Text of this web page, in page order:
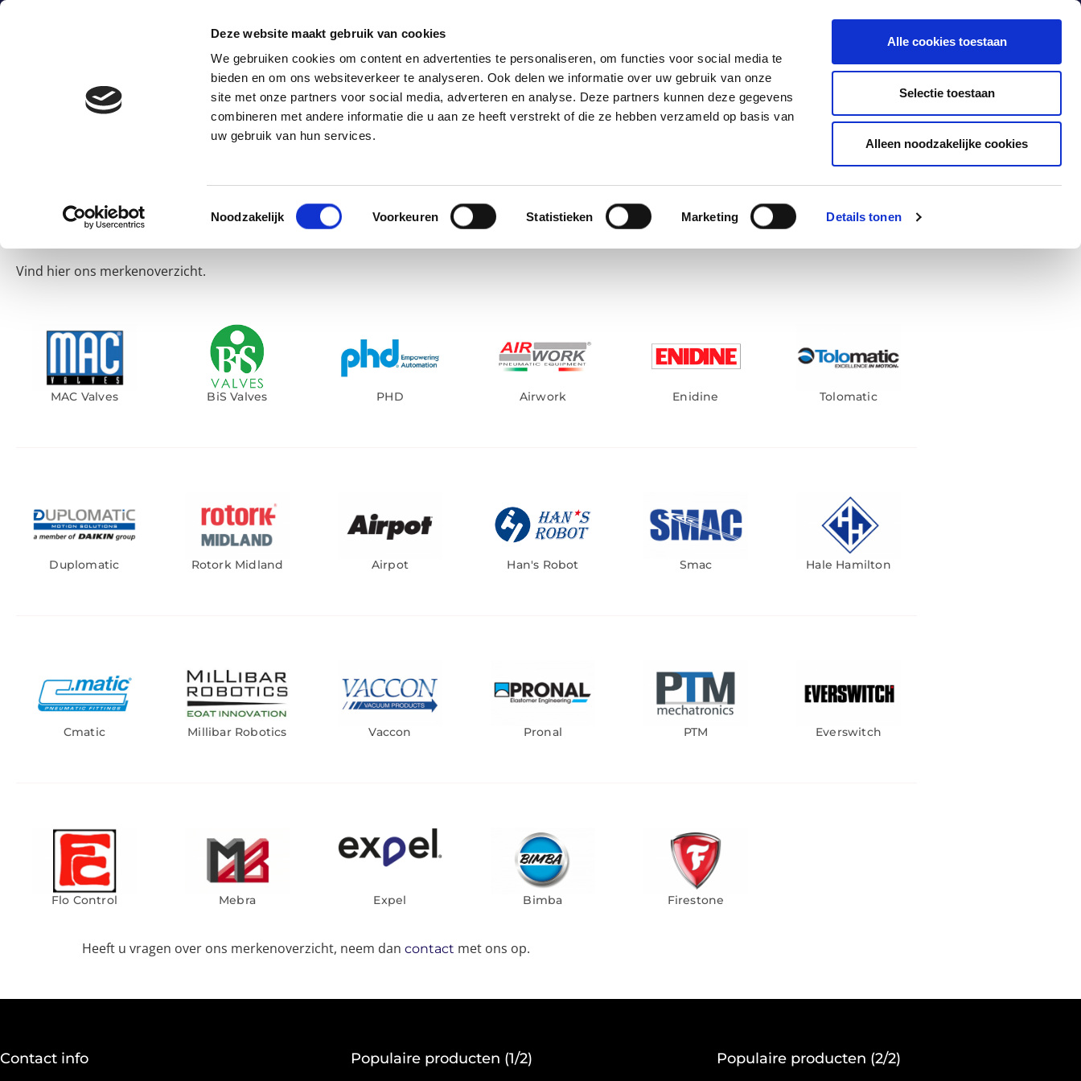
Deze website maakt gebruik van cookies
We gebruiken cookies om content en advertenties te personaliseren, om functies voor social media te
bieden en om ons websiteverkeer te analyseren. Ook delen we informatie over uw gebruik van onze
site met onze partners voor social media, adverteren en analyse. Deze partners kunnen deze gegevens
combineren met andere informatie die u aan ze heeft verstrekt of die ze hebben verzameld op basis van
uw gebruik van hun services.
Toestemmingsselectie
Noodzakelijk Voorkeuren Statistieken Marketing Details tonen
Alle cookies toestaan
Selectie toestaan
Alleen noodzakelijke cookies
Home Over Ons Nieuws Merken Producten
Vind hier ons merkenoverzicht.
MAC Valves BiS Valves PHD Airwork Enidine Tolomatic
Duplomatic Rotork Midland Airpot Han's Robot Smac Hale Hamilton
Cmatic Millibar Robotics Vaccon Pronal PTM Everswitch
Flo Control Mebra Expel Bimba Firestone
Heeft u vragen over ons merkenoverzicht, neem dan contact met ons op.
Contact info Populaire producten (1/2) Populaire producten (2/2)